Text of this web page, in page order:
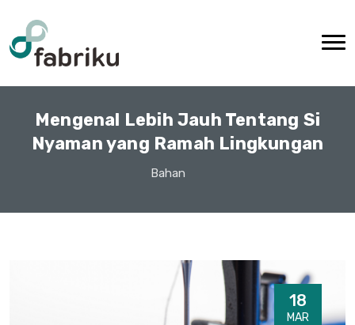
Mengenal Lebih Jauh Tentang Si
Nyaman yang Ramah Lingkungan
Bahan
18
MAR